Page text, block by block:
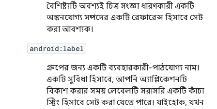
বৈশিষ্ট্যটি অবশ্যই চিত্র সংজ্ঞা ধারণকারী একটি
অঙ্কনযোগ্য সম্পদের একটি রেফারেন্স হিসাবে সেট
করা আবশ্যক।
android:label
গ্রুপের জন্য একটি ব্যবহারকারী-পাঠযোগ্য নাম।
একটি সুবিধা হিসাবে, আপনি অ্যাপ্লিকেশনটি
বিকাশ করার সময় লেবেলটি সরাসরি একটি কাঁচা
স্ট্রিং হিসাবে সেট করা যেতে পারে। যাইহোক, যখন